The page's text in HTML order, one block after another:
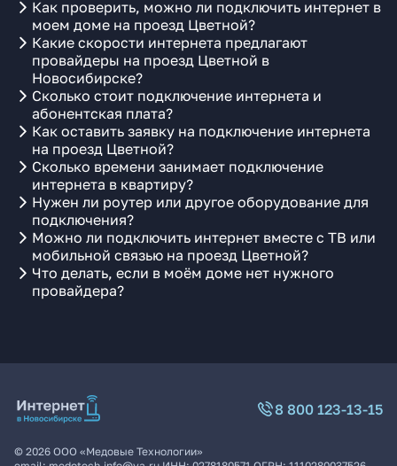
Как проверить, можно ли подключить интернет в
моем доме на проезд Цветной?
Какие скорости интернета предлагают
провайдеры на проезд Цветной в
Новосибирске?
Сколько стоит подключение интернета и
абонентская плата?
Как оставить заявку на подключение интернета
на проезд Цветной?
Сколько времени занимает подключение
интернета в квартиру?
Нужен ли роутер или другое оборудование для
подключения?
Можно ли подключить интернет вместе с ТВ или
мобильной связью на проезд Цветной?
Что делать, если в моём доме нет нужного
провайдера?
8 800 123-13-15
© 2026 ООО «Медовые Технологии»